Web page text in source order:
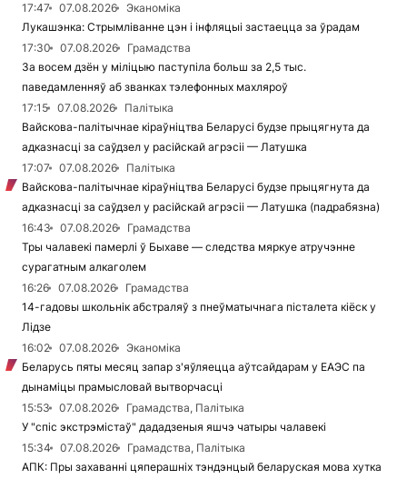
17:47
07.08.2026
Эканоміка
Лукашэнка: Стрымліванне цэн і інфляцыі застаецца за ўрадам
17:30
07.08.2026
Грамадства
За восем дзён у міліцыю паступіла больш за 2,5 тыс.
паведамленняў аб званках тэлефонных махляроў
17:15
07.08.2026
Палітыка
Вайскова-палітычнае кіраўніцтва Беларусі будзе прыцягнута да
адказнасці за саўдзел у расійскай агрэсіі — Латушка
17:07
07.08.2026
Палітыка
Вайскова-палітычнае кіраўніцтва Беларусі будзе прыцягнута да
адказнасці за саўдзел у расійскай агрэсіі — Латушка (падрабязна)
16:43
07.08.2026
Грамадства
Тры чалавекі памерлі ў Быхаве — следства мяркуе атручэнне
сурагатным алкаголем
16:26
07.08.2026
Грамадства
14-гадовы школьнік абстраляў з пнеўматычнага пісталета кіёск у
Лідзе
16:02
07.08.2026
Эканоміка
Беларусь пяты месяц запар з'яўляецца аўтсайдарам у ЕАЭС па
дынаміцы прамысловай вытворчасці
15:53
07.08.2026
Грамадства, Палітыка
У "спіс экстрэмістаў" дададзеныя яшчэ чатыры чалавекі
15:34
07.08.2026
Грамадства, Палітыка
АПК: Пры захаванні цяперашніх тэндэнцый беларуская мова хутка